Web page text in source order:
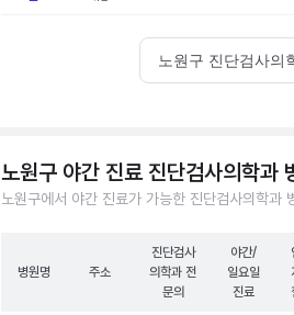
노원구 진단검사의
노원구 야간 진료 진단검사의학과
노원구에서 야간 진료가 가능한 진단검사의학과
병원명 주소
진단검사
의학과 전
문의
야간/
일요일
진료